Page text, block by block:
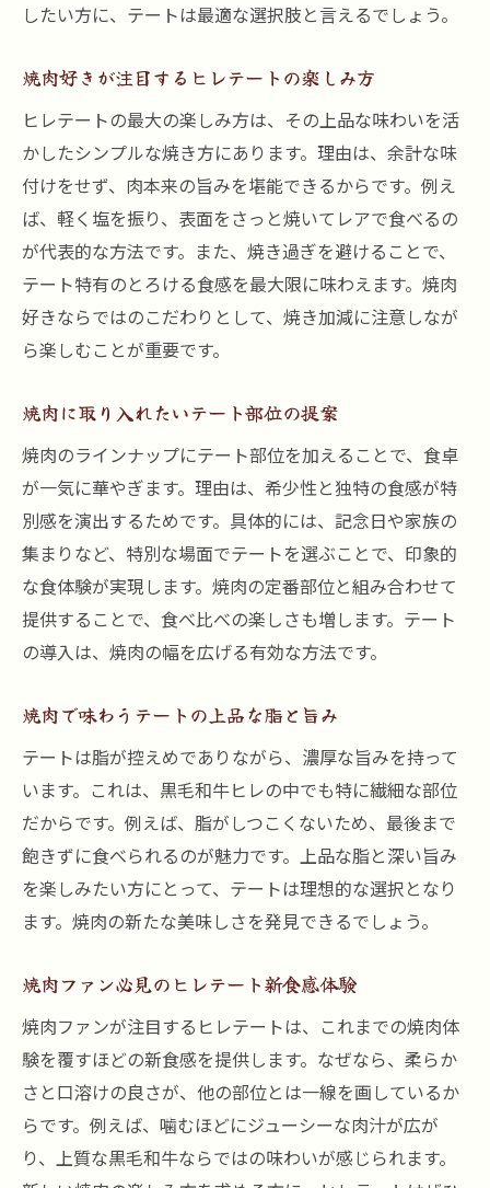
したい方に、テートは最適な選択肢と言えるでしょう。
焼肉好きが注目するヒレテートの楽しみ方
ヒレテートの最大の楽しみ方は、その上品な味わいを活
かしたシンプルな焼き方にあります。理由は、余計な味
付けをせず、肉本来の旨みを堪能できるからです。例え
ば、軽く塩を振り、表面をさっと焼いてレアで食べるの
が代表的な方法です。また、焼き過ぎを避けることで、
テート特有のとろける食感を最大限に味わえます。焼肉
好きならではのこだわりとして、焼き加減に注意しなが
ら楽しむことが重要です。
焼肉に取り入れたいテート部位の提案
焼肉のラインナップにテート部位を加えることで、食卓
が一気に華やぎます。理由は、希少性と独特の食感が特
別感を演出するためです。具体的には、記念日や家族の
集まりなど、特別な場面でテートを選ぶことで、印象的
な食体験が実現します。焼肉の定番部位と組み合わせて
提供することで、食べ比べの楽しさも増します。テート
の導入は、焼肉の幅を広げる有効な方法です。
焼肉で味わうテートの上品な脂と旨み
テートは脂が控えめでありながら、濃厚な旨みを持って
います。これは、黒毛和牛ヒレの中でも特に繊細な部位
だからです。例えば、脂がしつこくないため、最後まで
飽きずに食べられるのが魅力です。上品な脂と深い旨み
を楽しみたい方にとって、テートは理想的な選択となり
ます。焼肉の新たな美味しさを発見できるでしょう。
焼肉ファン必見のヒレテート新食感体験
焼肉ファンが注目するヒレテートは、これまでの焼肉体
験を覆すほどの新食感を提供します。なぜなら、柔らか
さと口溶けの良さが、他の部位とは一線を画しているか
らです。例えば、噛むほどにジューシーな肉汁が広が
り、上質な黒毛和牛ならではの味わいが感じられます。